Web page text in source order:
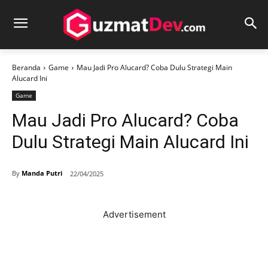
Beranda Game
Mau Jadi Pro Alucard? Coba Dulu Strategi Main
Alucard Ini
Game
Mau Jadi Pro Alucard? Coba
Dulu Strategi Main Alucard Ini
By Manda Putri 22/04/2025
Advertisement